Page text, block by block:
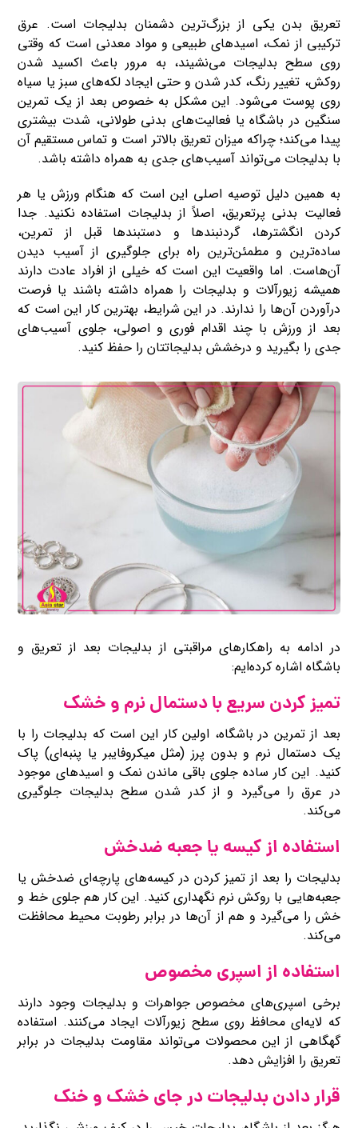
تعریق بدن یکی از بزرگ‌ترین دشمنان بدلیجات است. عرق
ترکیبی از نمک، اسیدهای طبیعی و مواد معدنی است که وقتی
روی سطح بدلیجات می‌نشیند، به مرور باعث اکسید شدن
روکش، تغییر رنگ، کدر شدن و حتی ایجاد لکه‌های سبز یا سیاه
روی پوست می‌شود. این مشکل به‌ خصوص بعد از یک تمرین
سنگین در باشگاه یا فعالیت‌های بدنی طولانی، شدت بیشتری
پیدا می‌کند؛ چراکه میزان تعریق بالاتر است و تماس مستقیم آن
با بدلیجات می‌تواند آسیب‌های جدی به همراه داشته باشد.
به همین دلیل توصیه اصلی این است که هنگام ورزش یا هر
فعالیت بدنی پرتعریق، اصلاً از بدلیجات استفاده نکنید. جدا
کردن انگشترها، گردنبندها و دستبندها قبل از تمرین،
ساده‌ترین و مطمئن‌ترین راه برای جلوگیری از آسیب دیدن
آن‌هاست. اما واقعیت این است که خیلی از افراد عادت دارند
همیشه زیورآلات و بدلیجات را همراه داشته باشند یا فرصت
درآوردن آن‌ها را ندارند. در این شرایط، بهترین کار این است که
بعد از ورزش با چند اقدام فوری و اصولی، جلوی آسیب‌های
جدی را بگیرید و درخشش بدلیجاتتان را حفظ کنید.
در ادامه به راهکارهای مراقبتی از بدلیجات بعد از تعریق و
باشگاه اشاره کرده‌ایم:
تمیز کردن سریع با دستمال نرم و خشک
بعد از تمرین در باشگاه، اولین کار این است که بدلیجات را با
یک دستمال نرم و بدون پرز (مثل میکروفایبر یا پنبه‌ای) پاک
کنید. این کار ساده جلوی باقی ‌ماندن نمک و اسیدهای موجود
در عرق را می‌گیرد و از کدر شدن سطح بدلیجات جلوگیری
می‌کند.
استفاده از کیسه یا جعبه ضدخش
بدلیجات را بعد از تمیز کردن در کیسه‌های پارچه‌ای ضدخش یا
جعبه‌هایی با روکش نرم نگهداری کنید. این کار هم جلوی خط و
خش را می‌گیرد و هم از آن‌ها در برابر رطوبت محیط محافظت
می‌کند.
استفاده از اسپری مخصوص
برخی اسپری‌های مخصوص جواهرات و بدلیجات وجود دارند
که لایه‌ای محافظ روی سطح زیورآلات ایجاد می‌کنند. استفاده
گهگاهی از این محصولات می‌تواند مقاومت بدلیجات در برابر
تعریق را افزایش دهد.
قرار دادن بدلیجات در جای خشک و خنک